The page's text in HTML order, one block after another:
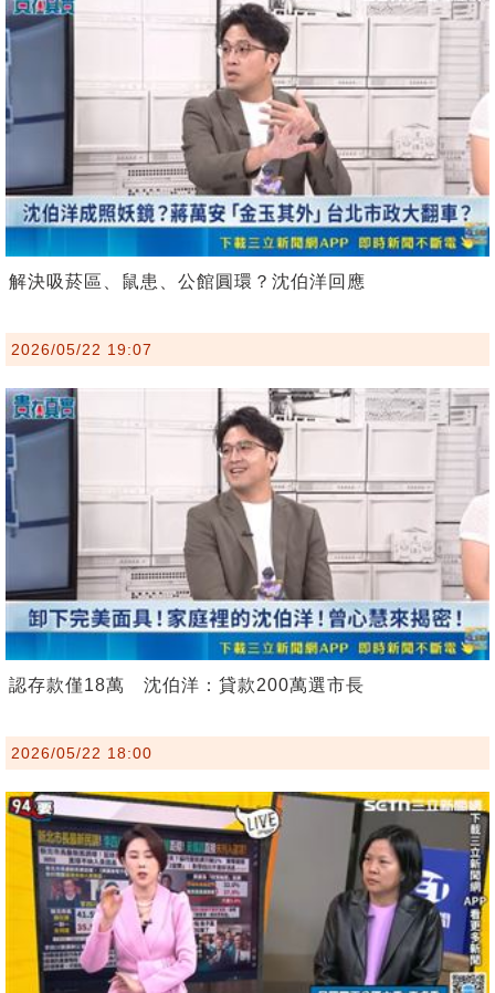
解決吸菸區、鼠患、公館圓環？沈伯洋回應
2026/05/22 19:07
認存款僅18萬 沈伯洋：貸款200萬選市長
2026/05/22 18:00